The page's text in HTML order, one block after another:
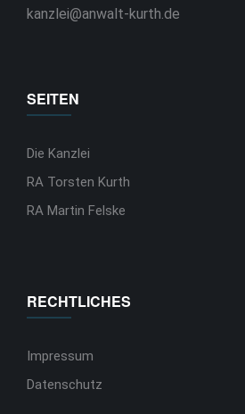
kanzlei@anwalt-kurth.de
SEITEN
Die Kanzlei
RA Torsten Kurth
RA Martin Felske
RECHTLICHES
Impressum
Datenschutz